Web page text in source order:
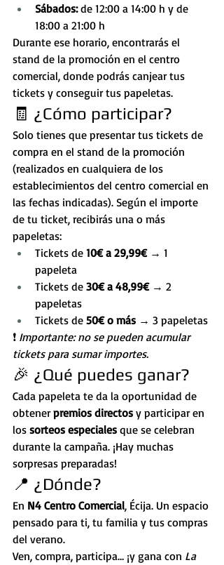
Sábados: de 12:00 a 14:00 h y de
18:00 a 21:00 h
Durante ese horario, encontrarás el
stand de la promoción en el centro
comercial, donde podrás canjear tus
tickets y conseguir tus papeletas.
🧾 ¿Cómo participar?
Solo tienes que presentar tus tickets de
compra en el stand de la promoción
(realizados en cualquiera de los
establecimientos del centro comercial en
las fechas indicadas). Según el importe
de tu ticket, recibirás una o más
papeletas:
Tickets de 10€ a 29,99€ → 1
papeleta
Tickets de 30€ a 48,99€ → 2
papeletas
Tickets de 50€ o más → 3 papeletas
❗ Importante: no se pueden acumular
tickets para sumar importes.
🎉 ¿Qué puedes ganar?
Cada papeleta te da la oportunidad de
obtener premios directos y participar en
los sorteos especiales que se celebran
durante la campaña. ¡Hay muchas
sorpresas preparadas!
📍 ¿Dónde?
En N4 Centro Comercial, Écija. Un espacio
pensado para ti, tu familia y tus compras
del verano.
Ven, compra, participa… ¡y gana con La